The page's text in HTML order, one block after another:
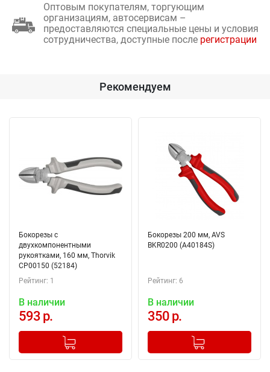
Оптовым покупателям, торгующим
организациям, автосервисам –
предоставляются специальные цены и условия
сотрудничества, доступные после регистрации
Рекомендуем
Бокорезы с
двухкомпонентными
рукоятками, 160 мм, Thorvik
CP00150 (52184)
Рейтинг: 1
В наличии
593 р.
+
Добавлено в корзину
Бокорезы 200 мм, AVS
BKR0200 (A40184S)
Рейтинг: 6
В наличии
350 р.
+
Добавлено в корзину